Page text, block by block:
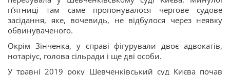
п’ятниці там саме пропонувалося чергове судове
засідання, яке, вочевидь, не відбулося через неявку
обвинуваченого.
Окрім Зінченка, у справі фігурували двоє адвокатів,
нотаріус, голова сільради і ще дві особи.
У травні 2019 року Шевченківський суд Києва почав